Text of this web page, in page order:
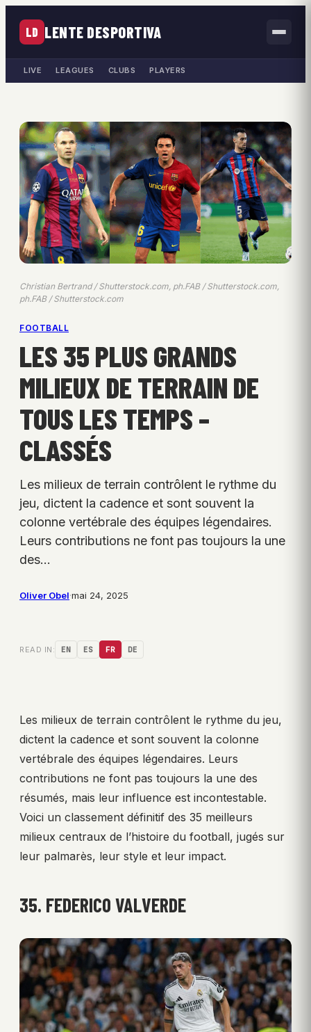
LD LENTE DESPORTIVA
LIVE LEAGUES CLUBS PLAYERS
Christian Bertrand / Shutterstock.com, ph.FAB / Shutterstock.com,
ph.FAB / Shutterstock.com
FOOTBALL
LES 35 PLUS GRANDS
MILIEUX DE TERRAIN DE
TOUS LES TEMPS –
CLASSÉS
Les milieux de terrain contrôlent le rythme du
jeu, dictent la cadence et sont souvent la
colonne vertébrale des équipes légendaires.
Leurs contributions ne font pas toujours la une
des…
Oliver Obel·mai 24, 2025
READ IN: EN ES FR DE
Les milieux de terrain contrôlent le rythme du jeu,
dictent la cadence et sont souvent la colonne
vertébrale des équipes légendaires. Leurs
contributions ne font pas toujours la une des
résumés, mais leur influence est incontestable.
Voici un classement définitif des 35 meilleurs
milieux centraux de l’histoire du football, jugés sur
leur palmarès, leur style et leur impact.
35. FEDERICO VALVERDE